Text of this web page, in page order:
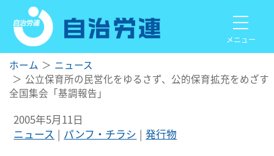
メニュー
ホーム
ニュース
公立保育所の民営化をゆるさず、公的保育拡充をめざす
全国集会「基調報告」
2005年5月11日
ニュース
パンフ・チラシ 発行物